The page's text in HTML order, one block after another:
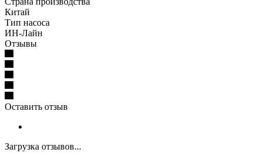
Китай
Тип насоса
ИН-Лайн
Отзывы
Оставить отзыв
Загрузка отзывов...